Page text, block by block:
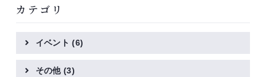
カテゴリ
イベント(6)
その他(3)